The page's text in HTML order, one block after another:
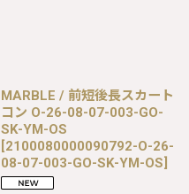
MARBLE / 前短後長スカート
コン O-26-08-07-003-GO-
SK-YM-OS
[2100080000090792-O-26-
08-07-003-GO-SK-YM-OS]